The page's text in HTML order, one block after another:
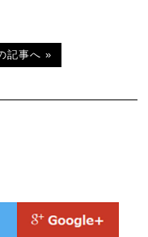
記事へ »